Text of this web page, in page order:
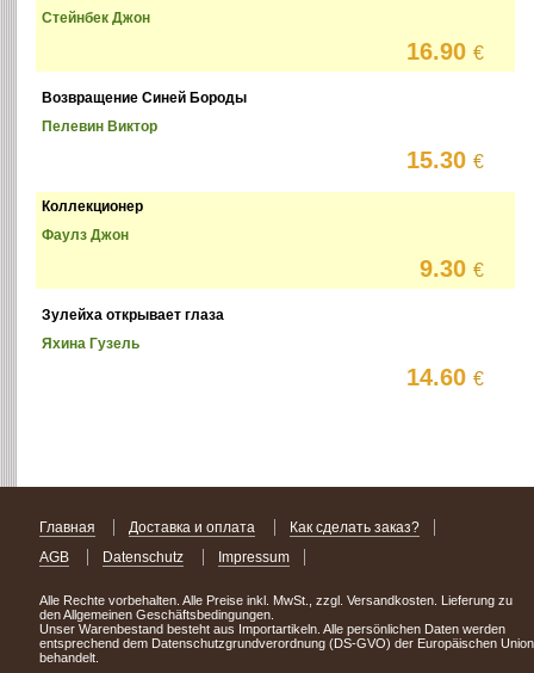
Стейнбек Джон
16.90€
Возвращение Синей Бороды
Пелевин Виктор
15.30€
Коллекционер
Фаулз Джон
9.30€
Зулейха открывает глаза
Яхина Гузель
14.60€
Главная Доставка и оплата
Как сделать заказ?
AGB
Datenschutz Impressum
Alle Rechte vorbehalten. Alle Preise inkl. MwSt., zzgl. Versandkosten. Lieferung zu
den Allgemeinen Geschäftsbedingungen.
Unser Warenbestand besteht aus Importartikeln. Alle persönlichen Daten werden
entsprechend dem Datenschutzgrundverordnung (DS-GVO) der Europäischen Union
behandelt.